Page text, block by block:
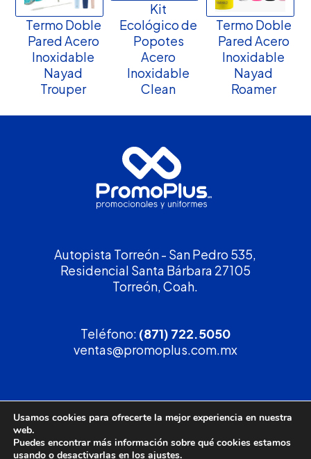
Termo Doble
Pared Acero
Inoxidable
Nayad
Trouper
Kit
Ecológico de
Popotes
Acero
Inoxidable
Clean
Termo Doble
Pared Acero
Inoxidable
Nayad
Roamer
Autopista Torreón - San Pedro 535,
Residencial Santa Bárbara 27105
Torreón, Coah.
Teléfono: (871) 722.5050
ventas@promoplus.com.mx
¡Solicita tucotización!
(800) 90 PROMO
Usamos cookies para ofrecerte la mejor experiencia en nuestra
web.
Puedes encontrar más información sobre qué cookies estamos
usando o desactivarlas en los ajustes.